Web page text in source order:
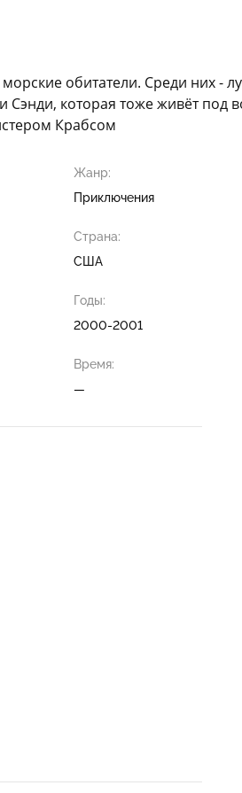
обитатели. Среди них -
которая тоже живёт под
Крабсом
Жанр:
Приключения
Страна:
США
Годы:
2000-2001
Время:
—